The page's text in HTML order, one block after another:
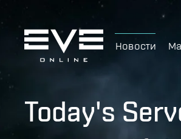
Новости
Today's